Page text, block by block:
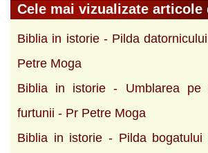
Cele mai vizualizate articole
Biblia in istorie - Pilda
Petre Moga
Biblia in istorie - Umblarea pe
furtunii - Pr Petre Moga
Biblia in istorie - Pilda